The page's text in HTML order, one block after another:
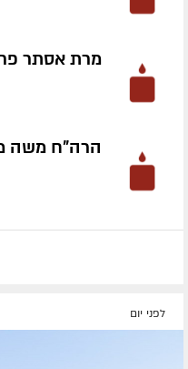
מרת אסתר
הרה"ח משה
לפני יום